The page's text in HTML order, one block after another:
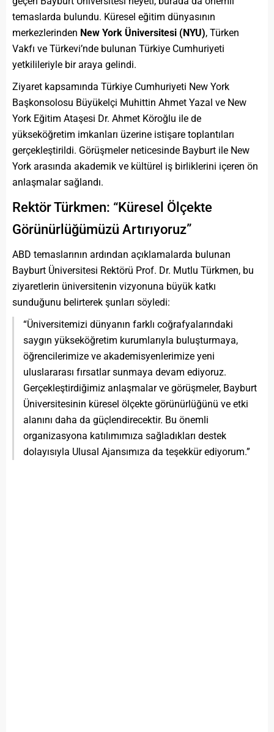
temaslarda bulundu. Küresel eğitim dünyasının
merkezlerinden New York Üniversitesi (NYU), Türken
Vakfı ve Türkevi’nde bulunan Türkiye Cumhuriyeti
yetkilileriyle bir araya gelindi.
Ziyaret kapsamında Türkiye Cumhuriyeti New York
Başkonsolosu Büyükelçi Muhittin Ahmet Yazal ve New
York Eğitim Ataşesi Dr. Ahmet Köroğlu ile de
yükseköğretim imkanları üzerine istişare toplantıları
gerçekleştirildi. Görüşmeler neticesinde Bayburt ile New
York arasında akademik ve kültürel iş birliklerini içeren ön
anlaşmalar sağlandı.
Rektör Türkmen: “Küresel Ölçekte
Görünürlüğümüzü Artırıyoruz”
ABD temaslarının ardından açıklamalarda bulunan
Bayburt Üniversitesi Rektörü Prof. Dr. Mutlu Türkmen, bu
ziyaretlerin üniversitenin vizyonuna büyük katkı
sunduğunu belirterek şunları söyledi:
“Üniversitemizi dünyanın farklı coğrafyalarındaki
saygın yükseköğretim kurumlarıyla buluşturmaya,
öğrencilerimize ve akademisyenlerimize yeni
uluslararası fırsatlar sunmaya devam ediyoruz.
Gerçekleştirdiğimiz anlaşmalar ve görüşmeler, Bayburt
Üniversitesinin küresel ölçekte görünürlüğünü ve etki
alanını daha da güçlendirecektir. Bu önemli
organizasyona katılımımıza sağladıkları destek
dolayısıyla Ulusal Ajansımıza da teşekkür ediyorum.”